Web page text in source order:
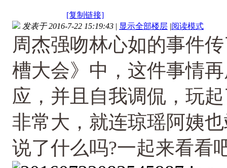
[复制链接]
发表于 2016-7-22 15:19:43 | 显示全部楼层 |阅读模式
周杰强吻林心如的事件
槽大会》中，这件事情
应，并且自我调侃，玩
非常大，就连琼瑶阿姨
说了什么吗?一起来看看